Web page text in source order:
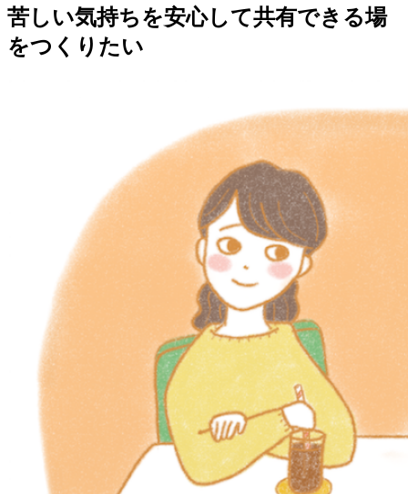
苦しい気持ちを安心して共有できる場
をつくりたい